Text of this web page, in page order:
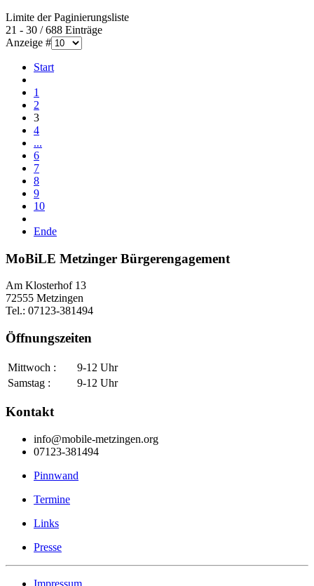
Limite der Paginierungsliste
21 - 30 / 688 Einträge
Anzeige #
Start
1
2
3
4
...
6
7
8
9
10
Ende
MoBiLE Metzinger Bürgerengagement
Am Klosterhof 13
72555 Metzingen
Tel.: 07123-381494
Öffnungszeiten
Mittwoch :
9-12 Uhr
Samstag :
9-12 Uhr
Kontakt
info@mobile-metzingen.org
07123-381494
Pinnwand
Termine
Links
Presse